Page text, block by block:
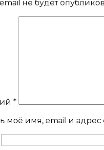
не будет
*
моё имя, email и